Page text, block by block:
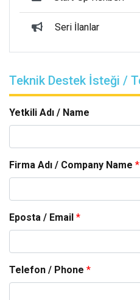
Seri İlanlar
Teknik Destek İsteği /
Yetkili Adı / Name
Firma Adı / Company Name *
Eposta / Email *
Telefon / Phone *